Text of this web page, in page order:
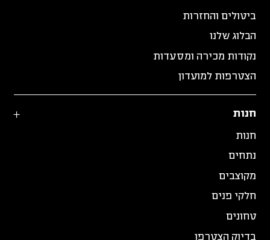
ביטולים והחזרות
הבלוג שלנו
נקודות מכירה ומסעדות
הצטרפות למועדון
חנות
חנות
נתחים
מקוצבים
חלקי פנים
טחונים
בדיוק הצטרפו